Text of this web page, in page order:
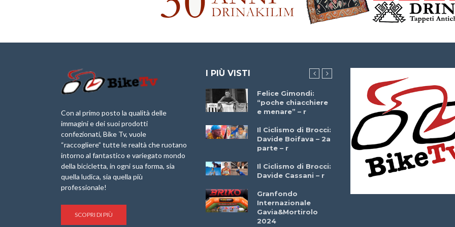
Con al primo posto la qualità delle
immagini e dei suoi prodotti
confezionati, Bike Tv, vuole
“raccogliere” tutte le realtà che ruotano
intorno al fantastico e variegato mondo
della bicicletta, in ogni sua forma, sia
quella ludica, sia quella più
professionale!
SCOPRI DI PIÙ
I PIÙ VISTI
Briko Torino – 11
Maggio 2025 – r
Giancarlo Brocci
Marathon 2025”
Borghi&Castelli” –
Anteprima
1a Edizione
Granfondo
Felice Gimondi:
“poche chiacchiere
e menare” – r
Il Ciclismo di Brocci:
Davide Boifava – 2a
parte – r
Il Ciclismo di Brocci:
Davide Cassani – r
Granfondo
Internazionale
Gavia&Mortirolo
2024
Brocci Incontra
Giuseppe Martinelli
– r
Che cos’è il
triathlon? Con
Simone Diamantini
– r
Marzo 2025 –